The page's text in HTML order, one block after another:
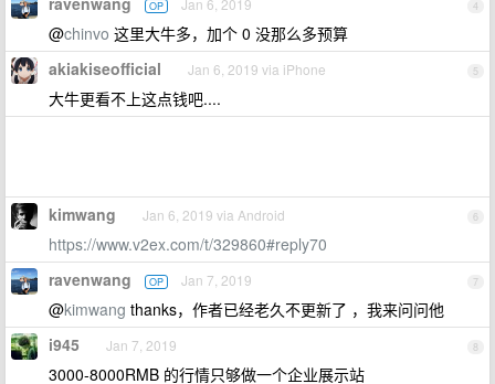
4
OP Jan 6, 2019
@chinvo 这里大牛多，加个 0 没那么多预算
5
akiakiseofficial Jan 6, 2019 via iPhone
大牛更看不上这点钱吧....
6
kimwang Jan 6, 2019 via Android
https://www.v2ex.com/t/329860#reply70
7
ravenwang OP Jan 7, 2019
@kimwang thanks，作者已经老久不更新了 ，我来问问他
8
i945 Jan 7, 2019
3000-8000RMB 的行情只够做一个企业展示站